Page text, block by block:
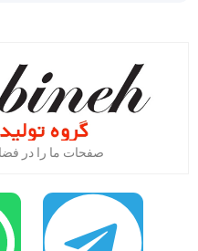
صفحات ما را در